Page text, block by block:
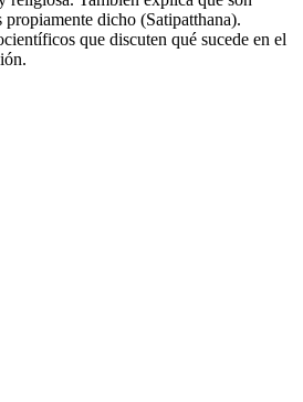
dicho (Satipatthana).
que discuten qué sucede en el